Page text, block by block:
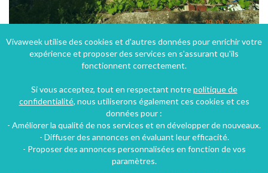
Mas
2 chambres 5 personnes
43€/nuit
Vivaweek utilise des cookies et d'autres données pour enrichir votre
expérience et proposer des services en s'assurant qu'ils
fonctionnent correctement.
Si vous acceptez, tout en respectant notrepolitique de
confidentialité, nous utiliserons également ces cookies et ces
données pour :
- Améliorer la qualité de nos services et en développer de nouveaux.
- Diffuser des annonces en évaluant leur efficacité.
- Proposer des annonces personnalisées en fonction de vos
paramètres.